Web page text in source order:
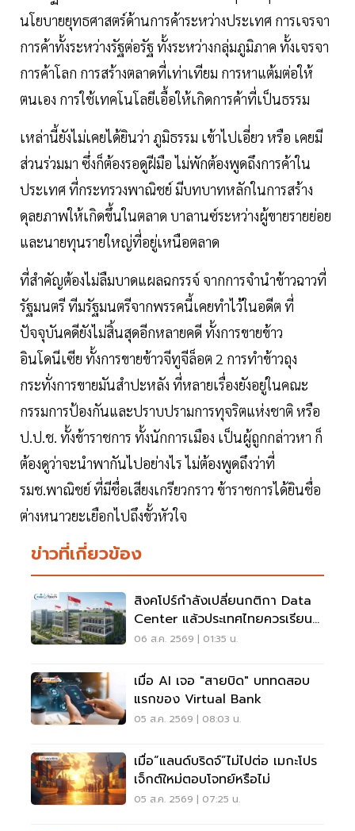
นโยบายยุทธศาสตร์ด้านการค้าระหว่างประเทศ การเจรจา
การค้าทั้งระหว่างรัฐต่อรัฐ ทั้งระหว่างกลุ่มภูมิภาค ทั้งเจรจา
การค้าโลก การสร้างตลาดที่เท่าเทียม การหาแต้มต่อให้
ตนเอง การใช้เทคโนโลยีเอื้อให้เกิดการค้าที่เป็นธรรม
เหล่านี้ยังไม่เคยได้ยินว่า ภูมิธรรม เข้าไปเอี่ยว หรือ เคยมี
ส่วนร่วมมา ซึ่งก็ต้องรอดูฝีมือ ไม่พักต้องพูดถึงการค้าใน
ประเทศ ที่กระทรวงพาณิชย์ มีบทบาทหลักในการสร้าง
ดุลยภาพให้เกิดขึ้นในตลาด บาลานซ์ระหว่างผู้ขายรายย่อย
และนายทุนรายใหญ่ที่อยู่เหนือตลาด
ที่สำคัญต้องไม่ลืมบาดแผลฉกรรจ์ จากการจำนำข้าวฉาวที่
รัฐมนตรี ทีมรัฐมนตรีจากพรรคนี้เคยทำไว้ในอดีต ที่
ปัจจุบันคดียังไม่สิ้นสุดอีกหลายคดี ทั้งการขายข้าว
อินโดนีเซีย ทั้งการขายข้าวจีทูจีล็อต 2 การทำข้าวถุง
กระทั่งการขายมันสำปะหลัง ที่หลายเรื่องยังอยู่ในคณะ
กรรมการป้องกันและปราบปรามการทุจริตแห่งชาติ หรือ
ป.ป.ช. ทั้งข้าราชการ ทั้งนักการเมือง เป็นผู้ถูกกล่าวหา ก็
ต้องดูว่าจะนำพากันไปอย่างไร ไม่ต้องพูดถึงว่าที่
รมช.พาณิชย์ ที่มีชื่อเสียงเกรียวกราว ข้าราชการได้ยินชื่อ
ต่างหนาวยะเยือกไปถึงขั้วหัวใจ
ข่าวที่เกี่ยวข้อง
สิงคโปร์กำลังเปลี่ยนกติกา Data
Center แล้วประเทศไทยควรเรียนรู้
อะไร?
06 ส.ค. 2569 | 01:35 น.
เมื่อ AI เจอ "สายบิด" บททดสอบ
แรกของ Virtual Bank
05 ส.ค. 2569 | 08:03 น.
เมื่อ“แลนด์บริดจ์”ไม่ไปต่อ เมกะโปร
เจ็กต์ใหม่ตอบโจทย์หรือไม่
05 ส.ค. 2569 | 07:25 น.